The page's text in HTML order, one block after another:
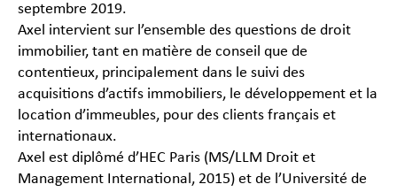
septembre 2019.
Axel intervient sur l’ensemble des questions de droit
immobilier, tant en matière de conseil que de
contentieux, principalement dans le suivi des
acquisitions d’actifs immobiliers, le développement et la
location d’immeubles, pour des clients français et
internationaux.
Axel est diplômé d’HEC Paris (MS/LLM Droit et
Management International, 2015) et de l’Université de